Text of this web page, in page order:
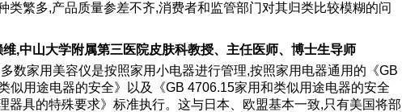
类繁多,产品质量参差不齐,消费者和监管部门对其归类比较模糊的问
维,中山大学附属第三医院皮肤科教授、主任医师、博士生导师
数家用美容仪是按照家用小电器进行管理,按照家用电器通用的《GB
似用途电器的安全》以及《GB 4706.15家用和类似用途电器的安全
器具的特殊要求》标准执行。这与日本、欧盟基本一致,只有美国将部